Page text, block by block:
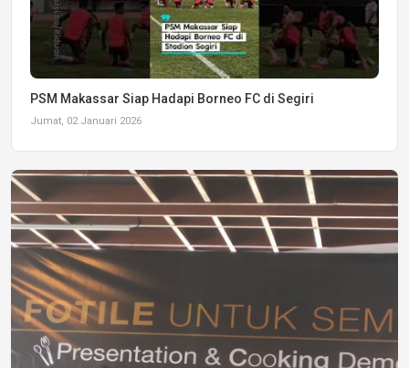
PSM Makassar Siap Hadapi Borneo FC di Segiri
Jumat, 02 Januari 2026